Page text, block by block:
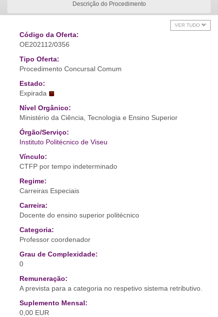
Descrição do Procedimento
VER TUDO
Código da Oferta:
OE202112/0356
Tipo Oferta:
Procedimento Concursal Comum
Estado:
Expirada
Nível Orgânico:
Ministério da Ciência, Tecnologia e Ensino Superior
Órgão/Serviço:
Instituto Politécnico de Viseu
Vínculo:
CTFP por tempo indeterminado
Regime:
Carreiras Especiais
Carreira:
Docente do ensino superior politécnico
Categoria:
Professor coordenador
Grau de Complexidade:
0
Remuneração:
A prevista para a categoria no respetivo sistema retributivo.
Suplemento Mensal:
0,00 EUR